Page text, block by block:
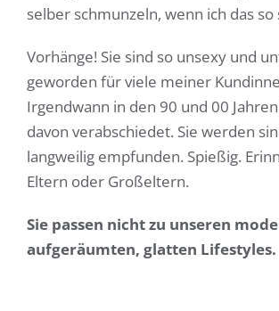
selber schmunzeln, wenn ich das
Vorhänge! Sie sind so unsexy und
geworden für viele meiner
Irgendwann in den 90 und 00
davon verabschiedet. Sie werden
langweilig empfunden. Spießig.
Eltern oder Großeltern.
Sie passen nicht zu unseren
aufgeräumten, glatten Lifestyles.